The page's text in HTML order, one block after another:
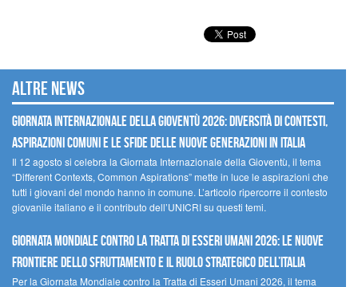
Altre news
GIORNATA INTERNAZIONALE DELLA GIOVENTÙ 2026: DIVERSITÀ DI CONTESTI,
ASPIRAZIONI COMUNI E LE SFIDE DELLE NUOVE GENERAZIONI IN ITALIA
Il 12 agosto si celebra la Giornata Internazionale della Gioventù, il tema
“Different Contexts, Common Aspirations” mette in luce le aspirazioni che
tutti i giovani del mondo hanno in comune. L’articolo ripercorre il contesto
giovanile italiano e il contributo dell’UNICRI su questi temi.
GIORNATA MONDIALE CONTRO LA TRATTA DI ESSERI UMANI 2026: LE NUOVE
FRONTIERE DELLO SFRUTTAMENTO E IL RUOLO STRATEGICO DELL’ITALIA
Per la Giornata Mondiale contro la Tratta di Esseri Umani 2026, il tema